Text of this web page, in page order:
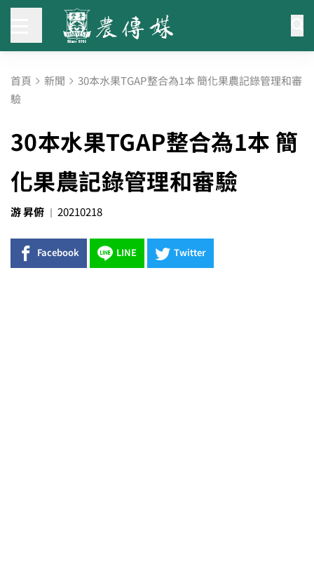
首頁 新聞 30本水果TGAP整合為1本 簡化果農記錄管理和審
驗
30本水果TGAP整合為1本 簡
化果農記錄管理和審驗
游 昇俯 20210218
Facebook LINE Twitter